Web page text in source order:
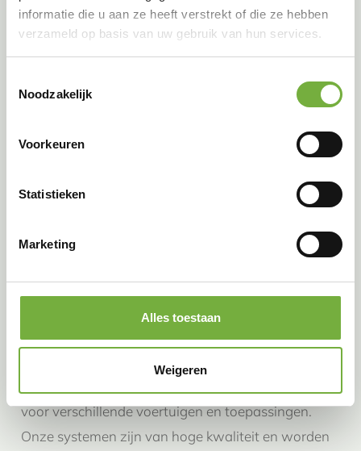
informatie die u aan ze heeft verstrekt of die ze hebben
verzameld op basis van uw gebruik van hun services.
Noodzakelijk
Voorkeuren
Statistieken
Marketing
Alles toestaan
Weigeren
hakselaar met een
GriTech camera
voor verschillende voertuigen en toepassingen.
Onze systemen zijn van hoge kwaliteit en worden